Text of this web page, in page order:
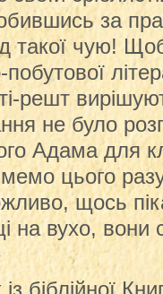
за
такої чую!
решт
не було
Адама для
цього
щось
на вухо, вони